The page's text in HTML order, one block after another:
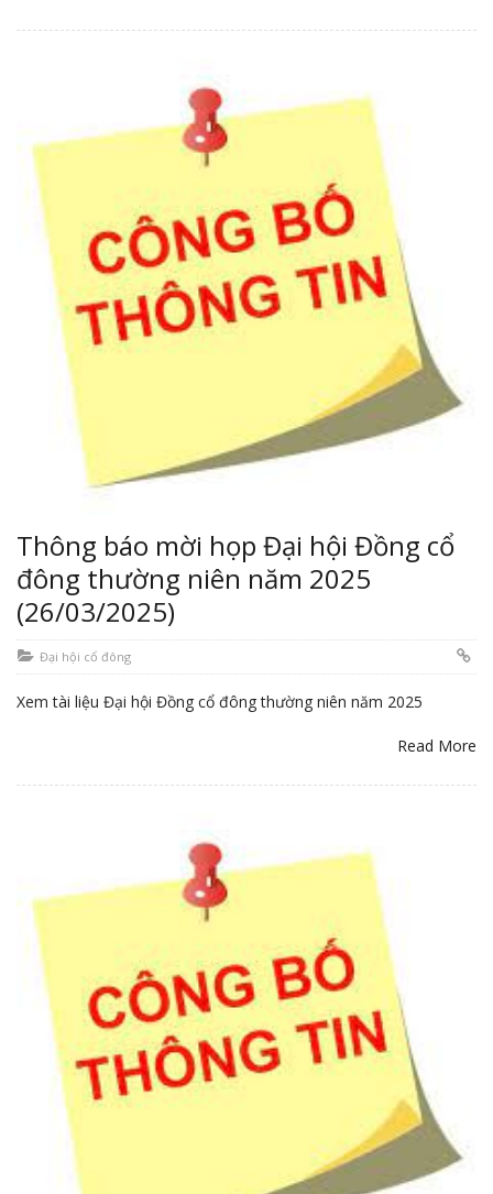
Thông báo mời họp Đại hội Đồng cổ
đông thường niên năm 2025
(26/03/2025)
Đại hội cổ đông
Xem tài liệu Đại hội Đồng cổ đông thường niên năm 2025
Read More